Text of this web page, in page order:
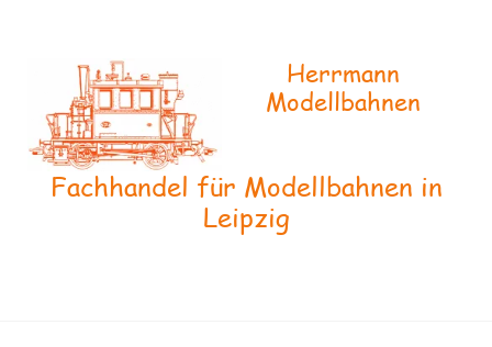
Herrmann
Modellbahnen
Fachhandel für Modellbahnen in
Leipzig